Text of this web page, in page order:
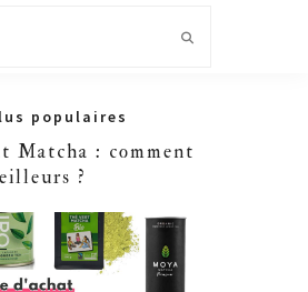
populaires
Matcha : comment
?